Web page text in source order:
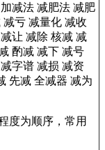
加减法 减肥法 减肥
减亏 减量化 减收
减让 减除 核减 减
酌减 减下 减号
减字谱 减损 减资
先减 全减器 减为
度为顺序，常用